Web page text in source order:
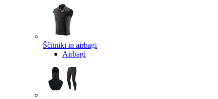
Ščitniki in airbagi
Airbagi